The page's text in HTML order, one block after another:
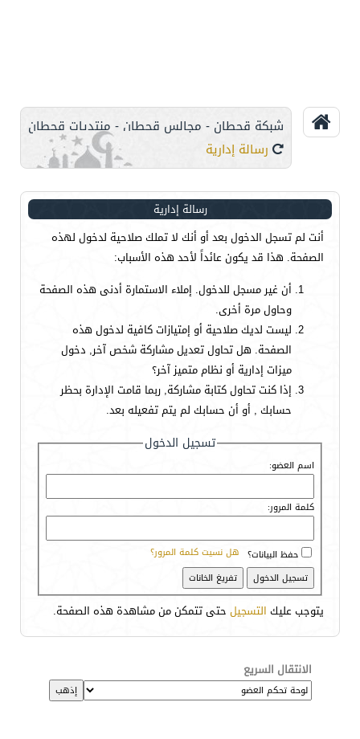
شبكة قحطان - مجالس قحطان - منتديات قحطان
رسالة إدارية
رسالة إدارية
أنت لم تسجل الدخول بعد أو أنك لا تملك صلاحية لدخول لهذه
الصفحة. هذا قد يكون عائداً لأحد هذه الأسباب:
أن غير مسجل للدخول. إملاء الاستمارة أدنى هذه الصفحة
وحاول مرة أخرى.
ليست لديك صلاحية أو إمتيازات كافية لدخول هذه
الصفحة. هل تحاول تعديل مشاركة شخص آخر, دخول
ميزات إدارية أو نظام متميز آخر؟
إذا كنت تحاول كتابة مشاركة, ربما قامت الإدارة بحظر
حسابك , أو أن حسابك لم يتم تفعيله بعد.
تسجيل الدخول
اسم العضو:
كلمة المرور:
هل نسيت كلمة المرور؟ حفظ البيانات؟
يتوجب عليك التسجيل حتى تتمكن من مشاهدة هذه الصفحة.
الانتقال السريع